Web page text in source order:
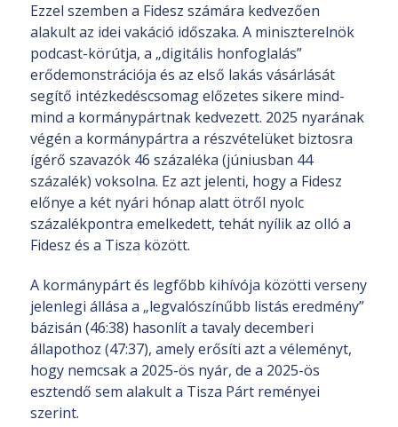
Ezzel szemben a Fidesz számára kedvezően
alakult az idei vakáció időszaka. A miniszterelnök
podcast-körútja, a „digitális honfoglalás”
erődemonstrációja és az első lakás vásárlását
segítő intézkedéscsomag előzetes sikere mind-
mind a kormánypártnak kedvezett. 2025 nyarának
végén a kormánypártra a részvételüket biztosra
ígérő szavazók 46 százaléka (júniusban 44
százalék) voksolna. Ez azt jelenti, hogy a Fidesz
előnye a két nyári hónap alatt ötről nyolc
százalékpontra emelkedett, tehát nyílik az olló a
Fidesz és a Tisza között.
A kormánypárt és legfőbb kihívója közötti verseny
jelenlegi állása a „legvalószínűbb listás eredmény”
bázisán (46:38) hasonlít a tavaly decemberi
állapothoz (47:37), amely erősíti azt a véleményt,
hogy nemcsak a 2025-ös nyár, de a 2025-ös
esztendő sem alakult a Tisza Párt reményei
szerint.